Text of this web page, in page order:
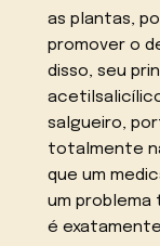
as plantas,
promover o
disso, seu
salgueiro,
totalmente
que um
um problema
é